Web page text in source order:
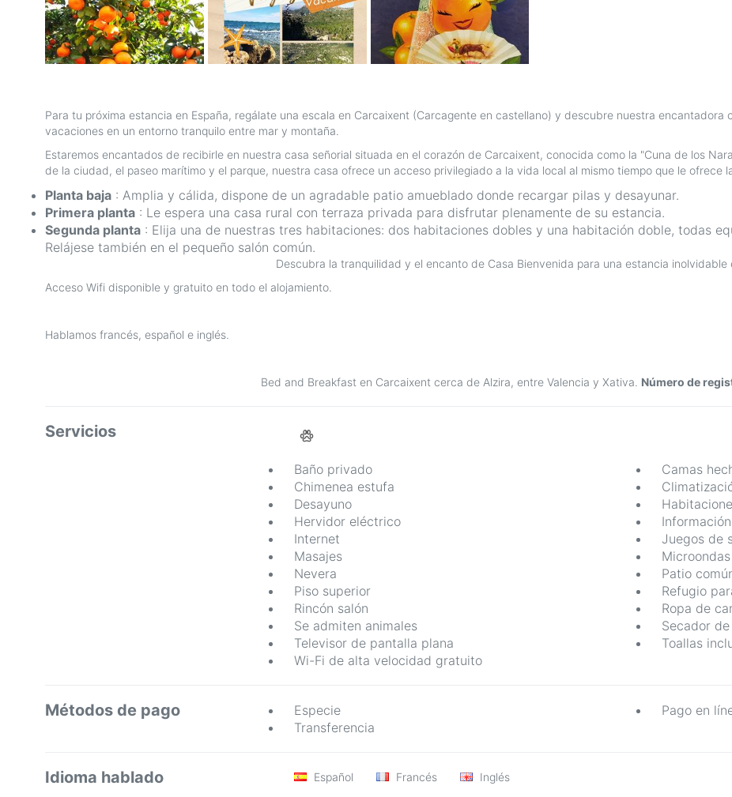
Para tu próxima estancia en España, regálate una escala en Carcaixent (Carcagente en castellano) y descubre nuestra
vacaciones en un entorno tranquilo entre mar y montaña.
Estaremos encantados de recibirle en nuestra casa señorial situada en el corazón de Carcaixent, conocida como la "Cuna de los
de la ciudad, el paseo marítimo y el parque, nuestra casa ofrece un acceso privilegiado a la vida local al mismo tiempo que le ofrece
Planta baja : Amplia y cálida, dispone de un agradable patio amueblado donde recargar pilas y desayunar.
Primera planta : Le espera una casa rural con terraza privada para disfrutar plenamente de su estancia.
Segunda planta : Elija una de nuestras tres habitaciones: dos habitaciones dobles y una habitación doble, todas
Relájese también en el pequeño salón común.
Descubra la tranquilidad y el encanto de Casa Bienvenida para una estancia inolvidable
Acceso Wifi disponible y gratuito en todo el alojamiento.
Hablamos francés, español e inglés.
Bed and Breakfast en Carcaixent cerca de Alzira, entre Valencia y Xativa. Número de
Servicios
Baño privado
Camas
Chimenea estufa
Desayuno
Hervidor eléctrico
Internet
Juegos de
Masajes
Microondas
Nevera
Patio
Piso superior
Refugio
Rincón salón
Ropa de
Se admiten animales
Secador
Televisor de pantalla plana
Toallas
Wi-Fi de alta velocidad gratuito
Métodos de pago Especie
Pago en
Transferencia
Idioma hablado Español Francés Inglés